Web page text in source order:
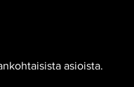
asioista.